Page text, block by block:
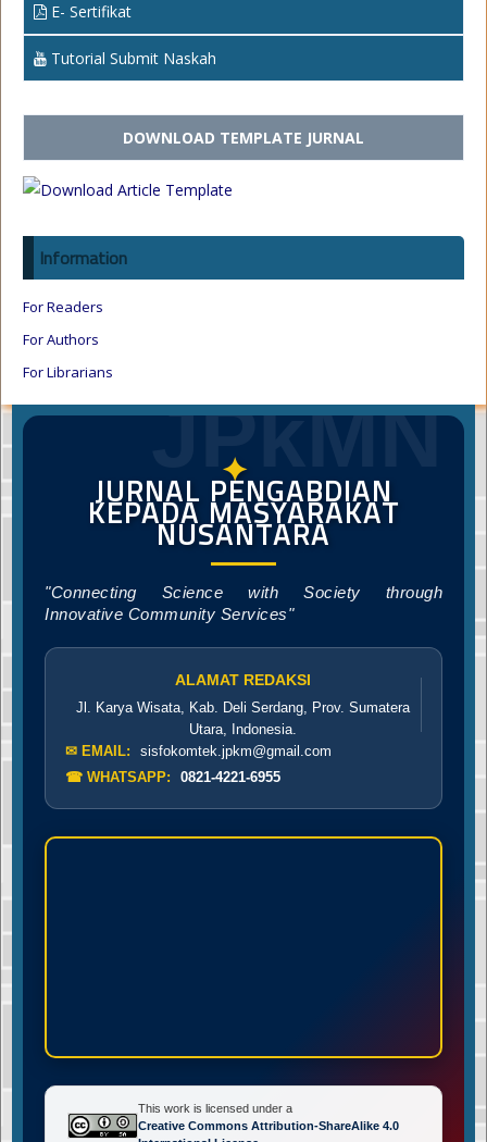
E- Sertifikat
Tutorial Submit Naskah
DOWNLOAD TEMPLATE JURNAL
Information
For Readers
For Authors
For Librarians
JPkMN
✦
JURNAL PENGABDIAN
KEPADA MASYARAKAT
NUSANTARA
"Connecting Science with Society through
Innovative Community Services"
ALAMAT REDAKSI
Jl. Karya Wisata, Kab. Deli Serdang, Prov. Sumatera
Utara, Indonesia.
✉ EMAIL:
sisfokomtek.jpkm@gmail.com
☎ WHATSAPP:
0821-4221-6955
This work is licensed under a
Creative Commons Attribution-ShareAlike 4.0